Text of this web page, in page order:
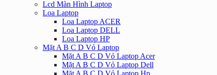
Lcd Màn Hình Laptop
Loa Laptop
Loa Laptop ACER
Loa Laptop DELL
Loa Laptop HP
Mặt A B C D Vỏ Laptop
Mặt A B C D Vỏ Laptop Acer
Mặt A B C D Vỏ Laptop Dell
Mặt A B C D Vỏ Laptop Hp